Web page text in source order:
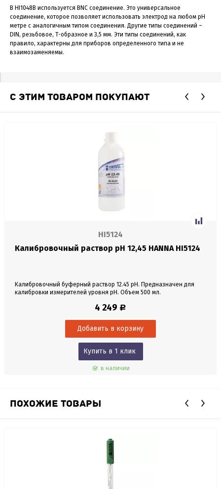
В HI1048B используется BNC соединение. Это универсальное
соединение, которое позволяет использовать электрод на любом рН
метре с аналогичным типом соединения. Другие типы соединений –
DIN, резьбовое, T-образное и 3,5 мм. Эти типы соединений, как
правило, характерны для приборов определенного типа и не
взаимозаменяемы.
С ЭТИМ ТОВАРОМ ПОКУПАЮТ
HI5124
Калибровочный раствор pH 12,45 HANNA HI5124
Калибровочный буферный раствор 12.45 pH. Предназначен для
калибровки измерителей уровня pH. Объем 500 мл.
4 249 Р
Купить в 1 клик
в наличии
ПОХОЖИЕ ТОВАРЫ